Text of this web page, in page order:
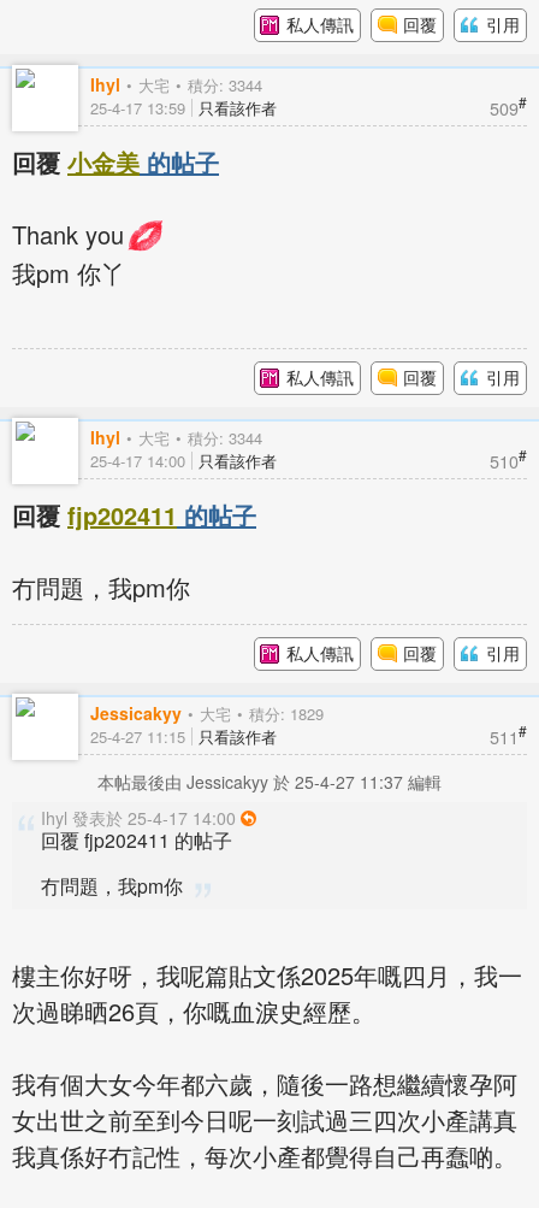
私人傳訊 回覆 引用
Ihyl 大宅 積分: 3344
509#
25-4-17 13:59 只看該作者
回覆 小金美 的帖子
Thank you
我pm 你丫
私人傳訊 回覆 引用
Ihyl 大宅 積分: 3344
510#
25-4-17 14:00 只看該作者
回覆 fjp202411 的帖子
冇問題，我pm你
私人傳訊 回覆 引用
Jessicakyy 大宅 積分: 1829
511#
25-4-27 11:15 只看該作者
本帖最後由 Jessicakyy 於 25-4-27 11:37 編輯
Ihyl 發表於 25-4-17 14:00
回覆 fjp202411 的帖子
冇問題，我pm你
樓主你好呀，我呢篇貼文係2025年嘅四月，我一
次過睇晒26頁，你嘅血淚史經歷。
我有個大女今年都六歲，隨後一路想繼續懷孕阿
女出世之前至到今日呢一刻試過三四次小產講真
我真係好冇記性，每次小產都覺得自己再蠢啲。